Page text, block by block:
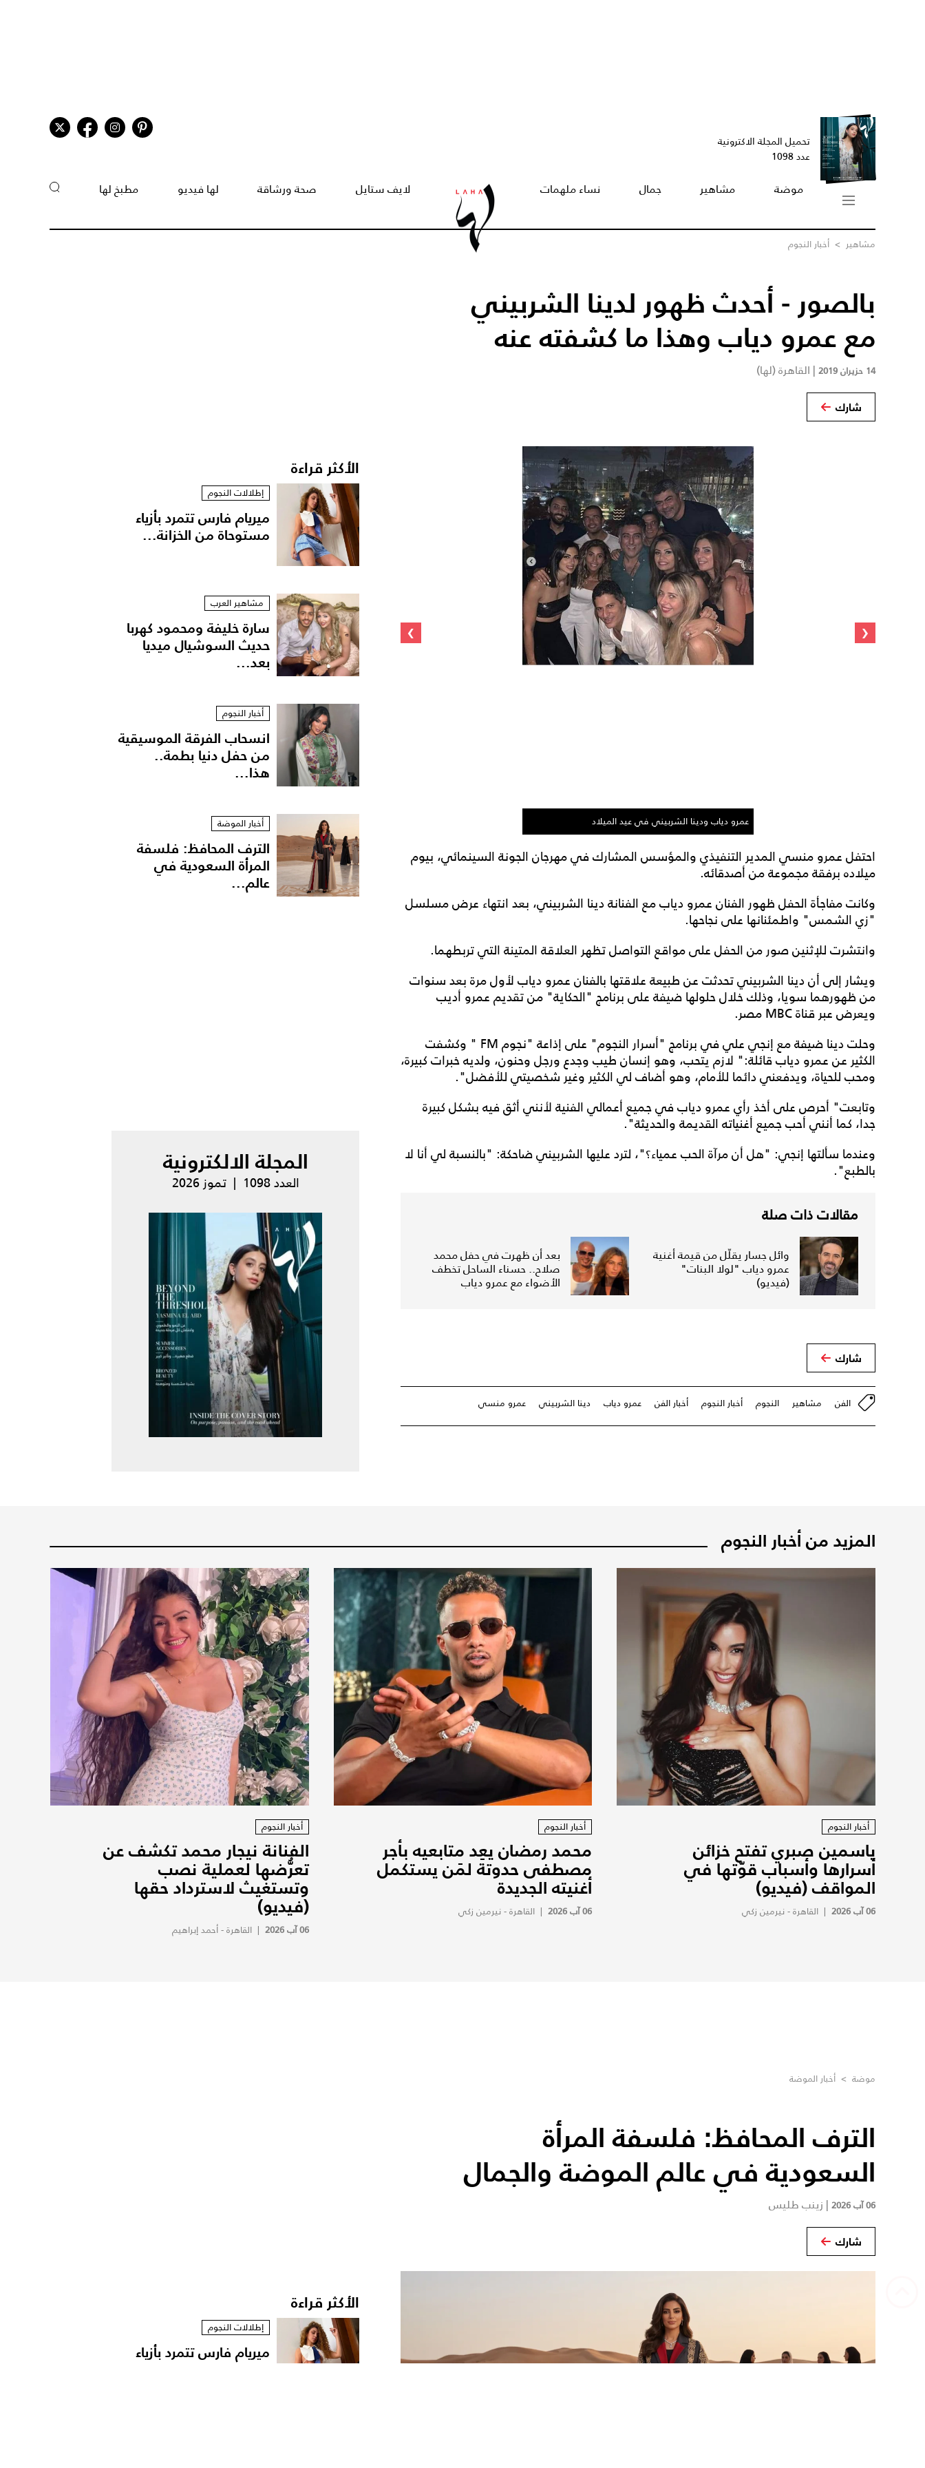
تحميل المجلة الاكترونية
عدد 1098
موضة مشاهير جمال نساء ملهمات لايف ستايل صحة ورشاقة لها فيديو مطبخ لها
مشاهير > أخبار النجوم
بالصور - أحدث ظهور لدينا الشربيني
مع عمرو دياب وهذا ما كشفته عنه
14 حزيران 2019 | القاهرة (لها)
شارك
عمرو دياب ودينا الشربيني في عيد الميلاد عمرو دياب ودينا الشربيني في أحدث ظهور لهما معا
‹
›
احتفل عمرو منسي المدير التنفيذي والمؤسس المشارك في مهرجان الجونة السينمائي، بيوم
ميلاده برفقة مجموعة من أصدقائه.
وكانت مفاجأة الحفل ظهور الفنان عمرو دياب مع الفنانة دينا الشربيني، بعد انتهاء عرض مسلسل
"زي الشمس" واطمئنانها على نجاحها.
وانتشرت للإثنين صور من الحفل على مواقع التواصل تظهر العلاقة المتينة التي تربطهما.
ويشار إلى أن دينا الشربيني تحدثت عن طبيعة علاقتها بالفنان عمرو دياب لأول مرة بعد سنوات
من ظهورهما سويا، وذلك خلال حلولها ضيفة على برنامج "الحكاية" من تقديم عمرو أديب
ويعرض عبر قناة MBC مصر.
وحلت دينا ضيفة مع إنجي علي في برنامج "أسرار النجوم" على إذاعة "نجوم FM " وكشفت
الكثير عن عمرو دياب قائلة:" لازم يتحب، وهو إنسان طيب وجدع ورجل وحنون، ولديه خبرات كبيرة،
ومحب للحياة، ويدفعني دائما للأمام، وهو أضاف لي الكثير وغير شخصيتي للأفضل".
وتابعت" أحرص على أخذ رأي عمرو دياب في جميع أعمالي الفنية لأنني أثق فيه بشكل كبيرة
جدا، كما أنني أحب جميع أغنياته القديمة والحديثة".
وعندما سألتها إنجي: "هل أن مرآة الحب عمياء؟"، لترد عليها الشربيني ضاحكة: "بالنسبة لي أنا لا
بالطبع".
مقالات ذات صلة
وائل جسار يقلّل من قيمة أغنية
عمرو دياب "لولا البنات"
(فيديو)
بعد أن ظهرت في حفل محمد
صلاح.. حسناء الساحل تخطف
الأضواء مع عمرو دياب
شارك
الفن مشاهير النجوم أخبار النجوم أخبار الفن عمرو دياب دينا الشربيني عمرو منسي
الأكثر قراءة
إطلالات النجوم
ميريام فارس تتمرد بأزياء
مستوحاة من الخزانة...
مشاهير العرب
سارة خليفة ومحمود كهربا
حديث السوشيال ميديا
بعد...
أخبار النجوم
انسحاب الفرقة الموسيقية
من حفل دنيا بطمة..
هذا...
أخبار الموضة
الترف المحافظ: فلسفة
المرأة السعودية في
عالم...
المجلة الالكترونية
العدد 1098 | تموز 2026
المزيد من أخبار النجوم
أخبار النجوم
ياسمين صبري تفتح خزائن
أسرارها وأسباب قوّتها في
المواقف (فيديو)
06 آب 2026 | القاهرة - نيرمين زكي
أخبار النجوم
محمد رمضان يعِد متابعيه بأجر
مصطفى حدوتة لمَن يستكمل
أغنيته الجديدة
06 آب 2026 | القاهرة - نيرمين زكي
أخبار النجوم
الفنانة نيجار محمد تكشف عن
تعرُّضها لعملية نصب
وتستغيث لاسترداد حقها
(فيديو)
06 آب 2026 |القاهرة - أحمد إبراهيم
موضة > أخبار الموضة
الترف المحافظ: فلسفة المرأة
السعودية في عالم الموضة والجمال
06 آب 2026 | زينب طليس
شارك
الأكثر قراءة
إطلالات النجوم
ميريام فارس تتمرد بأزياء
مستوحاة من الخزانة...